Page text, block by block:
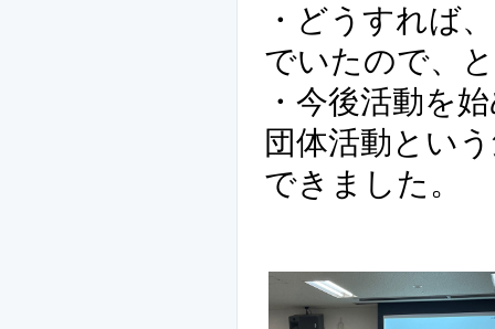
・どうすれば
でいたので、
・今後活動を
団体活動とい
できました。